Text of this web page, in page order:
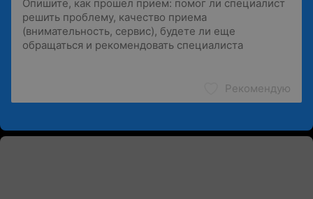
Рекомендую